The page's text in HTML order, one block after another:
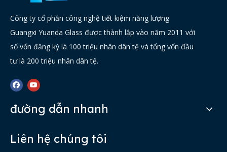
Công ty cổ phần công nghệ tiết kiệm năng lượng
Guangxi Yuanda Glass được thành lập vào năm 2011 với
số vốn đăng ký là 100 triệu nhân dân tệ và tổng vốn đầu
tư là 200 triệu nhân dân tệ.
đường dẫn nhanh
Liên hệ chúng tôi